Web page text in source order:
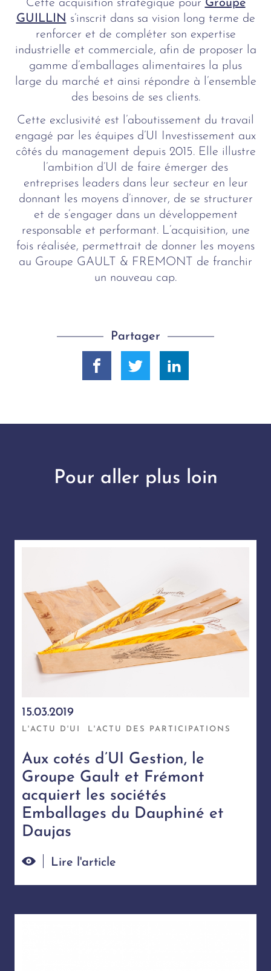
Cette acquisition stratégique pour Groupe
GUILLIN s’inscrit dans sa vision long terme de
renforcer et de compléter son expertise
industrielle et commerciale, afin de proposer la
gamme d’emballages alimentaires la plus
large du marché et ainsi répondre à l’ensemble
des besoins de ses clients.
Cette exclusivité est l’aboutissement du travail
engagé par les équipes d’UI Investissement aux
côtés du management depuis 2015. Elle illustre
l’ambition d’UI de faire émerger des
entreprises leaders dans leur secteur en leur
donnant les moyens d’innover, de se structurer
et de s’engager dans un développement
responsable et performant. L’acquisition, une
fois réalisée, permettrait de donner les moyens
au Groupe GAULT & FREMONT de franchir
un nouveau cap.
Partager
Pour aller plus loin
15.03.2019
L'ACTU D'UI L'ACTU DES PARTICIPATIONS
Aux cotés d’UI Gestion, le
Groupe Gault et Frémont
acquiert les sociétés
Emballages du Dauphiné et
Daujas
Lire l'article